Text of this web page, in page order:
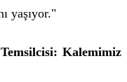
yaşıyor."
Kalemimiz